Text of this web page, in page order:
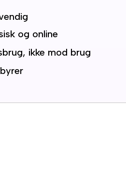
og online
ikke mod brug